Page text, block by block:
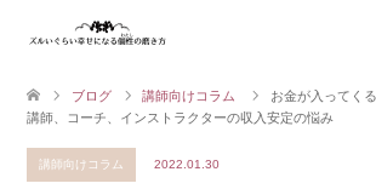
ブログ 講師向けコラム
お金が入ってく
講師、コーチ、インストラクターの収入安定の悩み
講師向けコラム 2022.01.30